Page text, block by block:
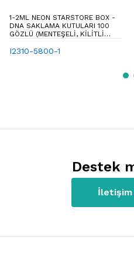
1-2ML NEON STARSTORE BOX -
DNA SAKLAMA KUTULARI 100
GÖZLÜ (MENTEŞELI, KILITLI
I2310-5800-1
Destek
İletişim